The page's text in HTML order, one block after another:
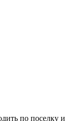
по поселку и